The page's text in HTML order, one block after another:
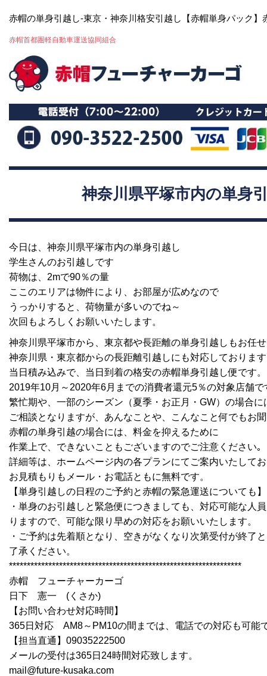
赤帽の単身引越し-東京・神奈川格安引越し【赤帽単身パック】
赤帽首都圏軽自動車運送協同組合
神奈川県平塚市内の単身
今日は、神奈川県平塚市内の単身引越し
学生さんのお引越しです
荷物は、2mで90％の量
ここのエリアは物件により、お部屋が広めなので
うっかりすると、荷物量が多いのでね～
次回もよろしくお願いいたします。
神奈川県平塚市から、東京都や長距離の単身引越しもお任
神奈川県・東京都からの長距離引越しにも対応しておりま
当日積み込みで、当日到着の格安の赤帽単身引越し便です。
2019年10月～2020年6月までの消費者還元5％の対象店舗で
繁忙期や、一部のシーズン（夏季・お正月・GW）の場合に
ご相談となりますが、あんなことや、こんなこと何でもお
赤帽の単身引越の場合には、料金を抑えるために
作業上で、できないこともございますのでご注意ください｡
詳細等は、ホームページ内の各プランにてご案内いたして
お見積もりもメール・お電話ともに無料です。
【単身引越しの日程のご予約と赤帽の緊急運送についても】
・単身のお引越しと緊急便につきましても、対応可能な人
りますので、可能な限り早めの対応をお願いいたします。
・ご予約は先着順となり、空きがなくなり次第受付が終了
了承ください。
*****************************************************************
赤帽 フューチャーカーゴ
日下 憲一 (くさか)
【お問い合わせ対応時間】
365日対応 AM8～PM10の間までは、電話での対応も可能
【担当直通】09035222500
メールの受付は365日24時間対応致します。
mail@future-kusaka.com